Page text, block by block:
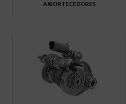
AMORTECEDORES